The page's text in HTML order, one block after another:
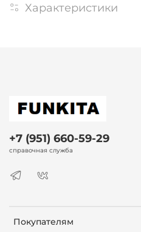
Характеристики
Покупателям
+7 (951) 660-59-29
справочная служба